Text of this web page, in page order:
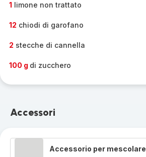
1 limone non trattato
12 chiodi di garofano
2 stecche di cannella
100 g di zucchero
Accessori
Accessorio per mescolare